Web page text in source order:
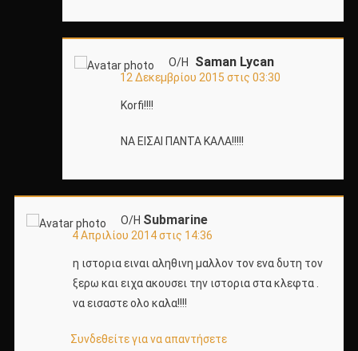
Ο/Η Saman Lycan
12 Δεκεμβρίου 2015 στις 03:30
Korfi!!!!
ΝΑ ΕΙΣΑΙ ΠΑΝΤΑ ΚΑΛΑ!!!!!
Ο/Η Submarine
4 Απριλίου 2014 στις 14:36
η ιστορια ειναι αληθινη μαλλον τον ενα δυτη τον
ξερω και ειχα ακουσει την ιστορια στα κλεφτα .
να εισαστε ολο καλα!!!!
Συνδεθείτε για να απαντήσετε